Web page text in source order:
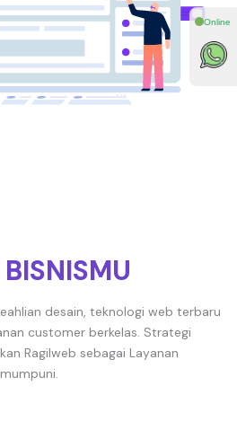
desain, teknologi web terbaru
customer berkelas. Strategi
Ragilweb sebagai Layanan